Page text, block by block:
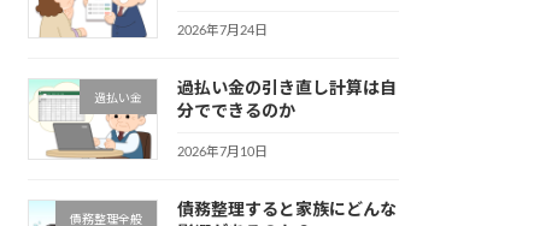
2026年7月24日
過払い金
過払い金の引き直し計算は自
分でできるのか
2026年7月10日
債務整理全般
債務整理すると家族にどんな